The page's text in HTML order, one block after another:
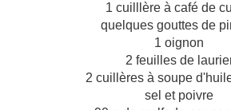
1 cuilllère à café de
quelques gouttes de
1 oignon
2 feuilles de
2 cuillères à soupe
sel et poivre